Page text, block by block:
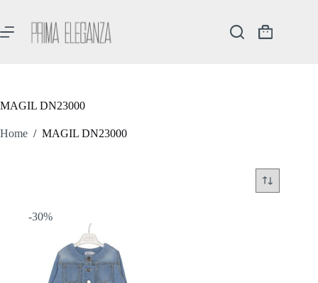
contenuto
Carrello
MAGIL DN23000
Home / MAGIL DN23000
-30%